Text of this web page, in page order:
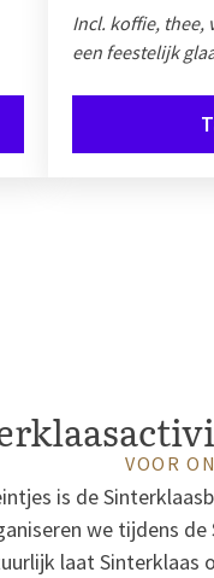
Incl. koffie, thee,
een feestelijk
VOOR
is de
we tijdens
laat Sinterklaas